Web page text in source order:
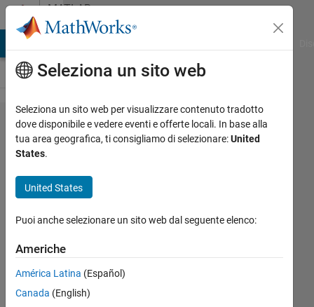
Vai al contenutoMATLAB
Answers
How to
do a
from
Valerio
21 Feb
2020
Seleziona un sito web
Seleziona un sito web per visualizzare contenuto tradotto
dove disponibile e vedere eventi e offerte locali. In base alla
tua area geografica, ti consigliamo di selezionare:United
States.
United States
Puoi anche selezionare un sito web dal seguente elenco:
Americhe
América Latina (Español)
Canada (English)